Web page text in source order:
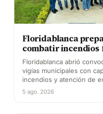
Floridablanca
combatir incendios
Floridablanca abrió
vigías municipales con
incendios y atención de
5 ago. 2026